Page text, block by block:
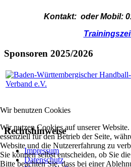
Kontakt: oder Mobil:
Sponsoren 2025/2026
Rechtshinweise
Impressum
Datenschutz
Wir benutzen Cookies
Wir nutzen Cookies auf unserer
essenziell für den Betrieb der Seite,
Website und die Nutzererfahrung zu
Sie können selbst entscheiden, ob Sie
Bitte beachten Sie, dass bei einer